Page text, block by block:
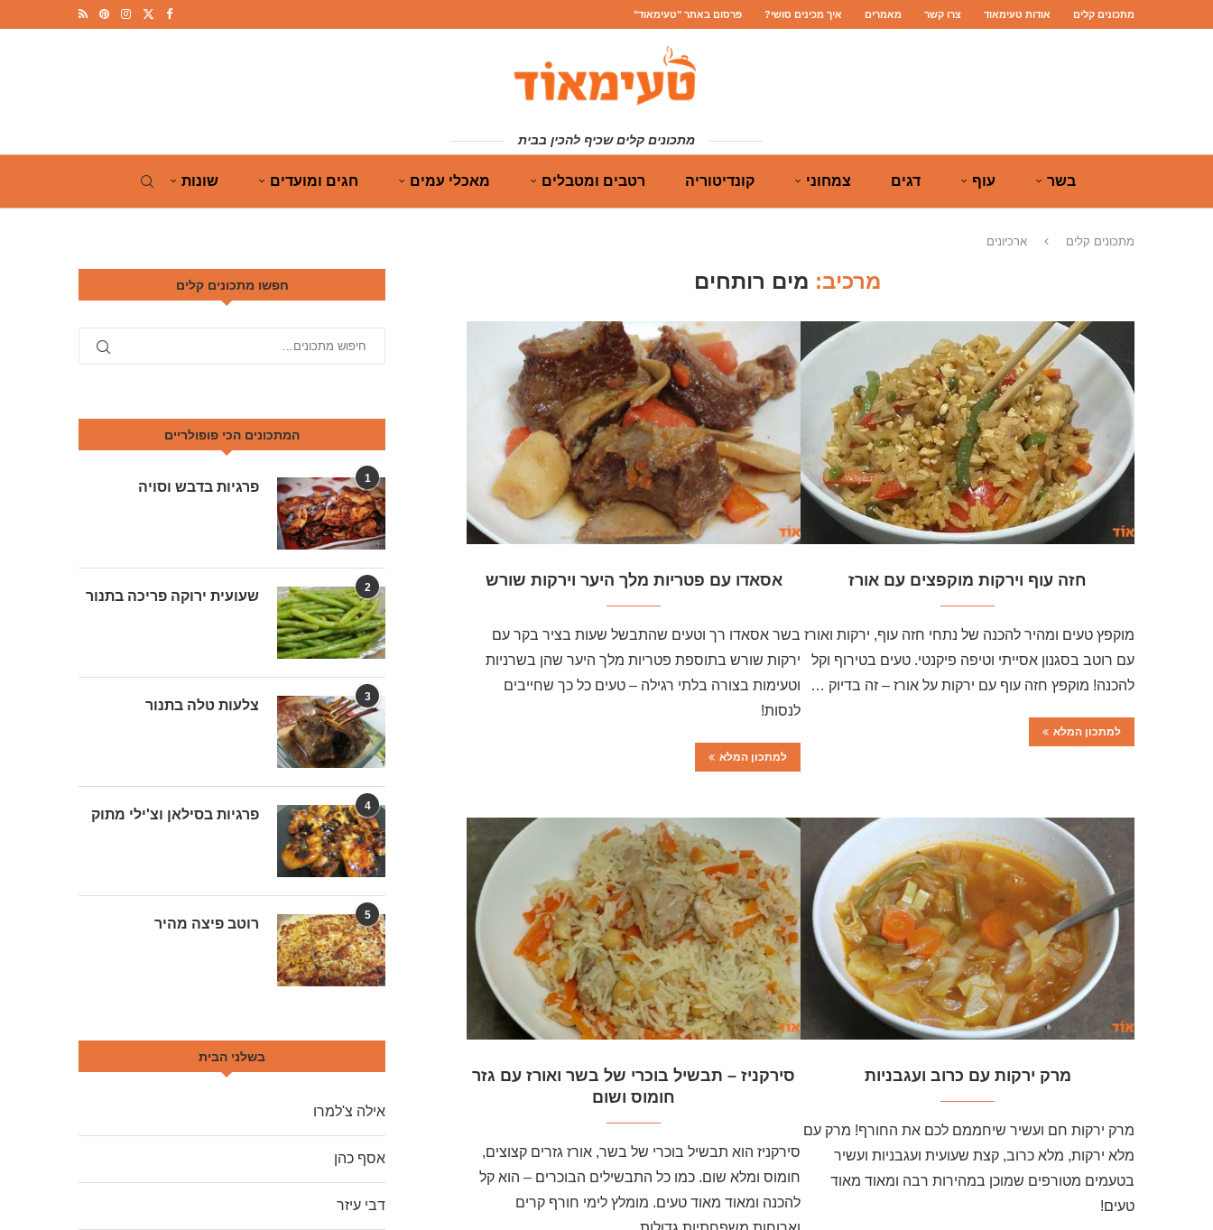
מתכונים קלים אודות טעימאוד צרו קשר מאמרים איך מכינים סושי? פרסום באתר "טעימאוד"
מתכונים קלים שכיף להכין בבית
בשר עוף דגים צמחוני קונדיטוריה רטבים ומטבלים מאכלי עמים חגים ומועדים שונות
מתכונים קלים ארכיונים
מרכיב: מים רותחים
חזה עוף וירקות מוקפצים עם אורז
מוקפץ טעים ומהיר להכנה של נתחי חזה עוף, ירקות ואורז
עם רוטב בסגנון אסייתי וטיפה פיקנטי. טעים בטירוף וקל
להכנה! מוקפץ חזה עוף עם ירקות על אורז – זה בדיוק …
למתכון המלא
אסאדו עם פטריות מלך היער וירקות שורש
בשר אסאדו רך וטעים שהתבשל שעות בציר בקר עם
ירקות שורש בתוספת פטריות מלך היער שהן בשרניות
וטעימות בצורה בלתי רגילה – טעים כל כך שחייבים
לנסות!
למתכון המלא
מרק ירקות עם כרוב ועגבניות
מרק ירקות חם ועשיר שיחממם לכם את החורף! מרק עם
מלא ירקות, מלא כרוב, קצת שעועית ועגבניות ועשיר
בטעמים מטורפים שמוכן במהירות רבה ומאוד מאוד
טעים!
סירקניז – תבשיל בוכרי של בשר ואורז עם גזר
חומוס ושום
סירקניז הוא תבשיל בוכרי של בשר, אורז גזרים קצוצים,
חומוס ומלא שום. כמו כל התבשילים הבוכרים – הוא קל
להכנה ומאוד מאוד טעים. מומלץ לימי חורף קרים
חפשו מתכונים קלים
המתכונים הכי פופולריים
1
פרגיות בדבש וסויה
2
שעועית ירוקה פריכה בתנור
3
צלעות טלה בתנור
4
פרגיות בסילאן וצ'ילי מתוק
5
רוטב פיצה מהיר
בשלני הבית
אילה צ'למרו
אסף כהן
דבי עיזר